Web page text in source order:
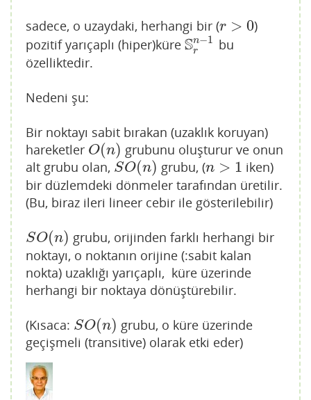
sadece, o uzaydaki, herhangi bir (r > 0
r> 0
)
pozitif yarıçaplı (hiper)küre Sn−1
r
Srn−1 bu
özelliktedir.
Nedeni şu:
Bir noktayı sabit bırakan (uzaklık koruyan)
hareketler O(n)
O(n)
grubunu oluşturur ve onun
alt grubu olan, SO(n)
SO(n) grubu, (n > 1
n> 1
iken)
bir düzlemdeki dönmeler tarafından üretilir.
(Bu, biraz ileri lineer cebir ile gösterilebilir)
SO(n)
SO(n)
grubu, orijinden farklı herhangi bir
noktayı, o noktanın orijine (:sabit kalan
nokta) uzaklığı yarıçaplı, küre üzerinde
herhangi bir noktaya dönüştürebilir.
(Kısaca: SO(n)
SO(n)
grubu, o küre üzerinde
geçişmeli (transitive) olarak etki eder)